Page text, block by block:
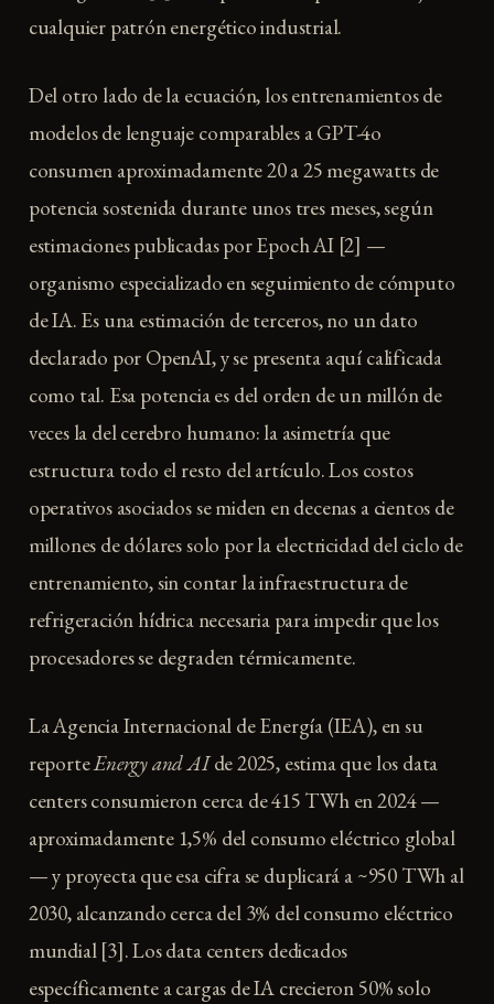
cualquier patrón energético industrial.
Del otro lado de la ecuación, los entrenamientos de
modelos de lenguaje comparables a GPT-4o
consumen aproximadamente 20 a 25 megawatts de
potencia sostenida durante unos tres meses, según
estimaciones publicadas por Epoch AI [2] —
organismo especializado en seguimiento de cómputo
de IA. Es una estimación de terceros, no un dato
declarado por OpenAI, y se presenta aquí calificada
como tal. Esa potencia es del orden de un millón de
veces la del cerebro humano: la asimetría que
estructura todo el resto del artículo. Los costos
operativos asociados se miden en decenas a cientos de
millones de dólares solo por la electricidad del ciclo de
entrenamiento, sin contar la infraestructura de
refrigeración hídrica necesaria para impedir que los
procesadores se degraden térmicamente.
La Agencia Internacional de Energía (IEA), en su
reporteEnergy and AIde 2025, estima que los data
centers consumieron cerca de 415 TWh en 2024 —
aproximadamente 1,5% del consumo eléctrico global
— y proyecta que esa cifra se duplicará a ~950 TWh al
2030, alcanzando cerca del 3% del consumo eléctrico
mundial [3]. Los data centers dedicados
específicamente a cargas de IA crecieron 50% solo